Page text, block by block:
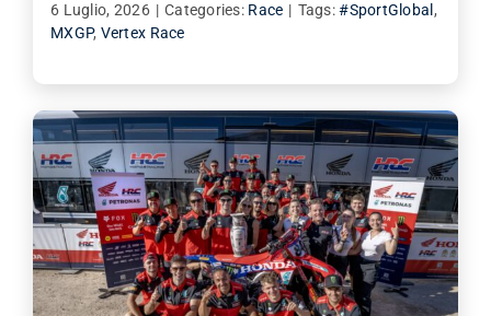
6 Luglio, 2026 | Categories: Race | Tags:#SportGlobal ,
MXGP, Vertex Race